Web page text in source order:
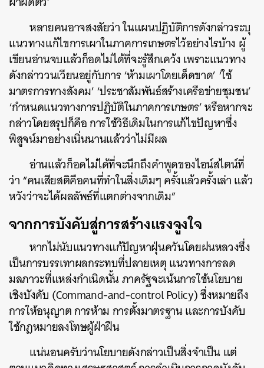
หลายคนอาจสงสัยว่า ในแผนปฏิบัติการดังกล่าวระบุ
แนวทางแก้ไขการเผาในภาคการเกษตรไว้อย่างไรบ้าง ผู้
เขียนอ่านจบแล้วก็อดไม่ได้ที่จะรู้สึกเคว้ง เพราะแนวทาง
ดังกล่าววนเวียนอยู่กับการ ‘ห้ามเผาโดยเด็ดขาด’ ‘ใช้
มาตรการทางสังคม’ ‘ประชาสัมพันธ์สร้างเครือข่ายชุมชน’
‘กำหนดแนวทางการปฏิบัติในภาคการเกษตร’ หรือหากจะ
กล่าวโดยสรุปก็คือ การใช้วิธีเดิมในการแก้ไขปัญหาซึ่ง
พิสูจน์มาอย่างเนิ่นนานแล้วว่าไม่มีผล
อ่านแล้วก็อดไม่ได้ที่จะนึกถึงคำพูดของไอน์สไตน์ที่
ว่า “คนเสียสติคือคนที่ทำในสิ่งเดิมๆ ครั้งแล้วครั้งเล่า แล้ว
หวังว่าจะได้ผลลัพธ์ที่แตกต่างจากเดิม”
จากการบังคับสู่การสร้างแรงจูงใจ
หากไม่นับแนวทางแก้ปัญหาฝุ่นควันโดยฝนหลวงซึ่ง
เป็นการบรรเทาผลกระทบที่ปลายเหตุ แนวทางการลด
มลภาวะที่แหล่งกำเนิดนั้น ภาครัฐจะเน้นการใช้นโยบาย
เชิงบังคับ (Command-and-control Policy) ซึ่งหมายถึง
การให้อนุญาต การห้าม การตั้งมาตรฐาน และการบังคับ
ใช้กฎหมายลงโทษผู้ฝ่าฝืน
แน่นอนครับว่านโยบายดังกล่าวเป็นสิ่งจำเป็น แต่